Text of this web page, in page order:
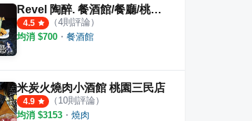
Revel 陶醉. 餐酒館/餐廳/桃園餐酒館/酒吧/桃園酒吧
4.5 （4則評論）
均消 $700 ・ 餐酒館
米炭火燒肉小酒館 桃園三民店
4.9 （ 10則評論）
均消 $3153 ・ 燒肉